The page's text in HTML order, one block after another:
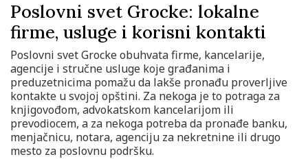
Poslovni svet Grocke: lokalne
firme, usluge i korisni kontakti
Poslovni svet Grocke obuhvata firme, kancelarije,
agencije i stručne usluge koje građanima i
preduzetnicima pomažu da lakše pronađu proverljive
kontakte u svojoj opštini. Za nekoga je to potraga za
knjigovođom, advokatskom kancelarijom ili
prevodiocem, a za nekoga potreba da pronađe banku,
menjačnicu, notara, agenciju za nekretnine ili drugo
mesto za poslovnu podršku.